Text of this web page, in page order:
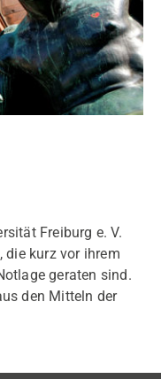
Freiburg e. V.
die kurz vor ihrem
geraten sind.
den Mitteln der